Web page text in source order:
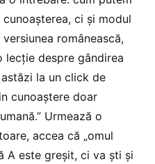
ci și modul
românească,
lecție despre gândirea
la un click de
cunoaștere doar
Urmează o
accea că „omul
A este greșit, ci va ști și